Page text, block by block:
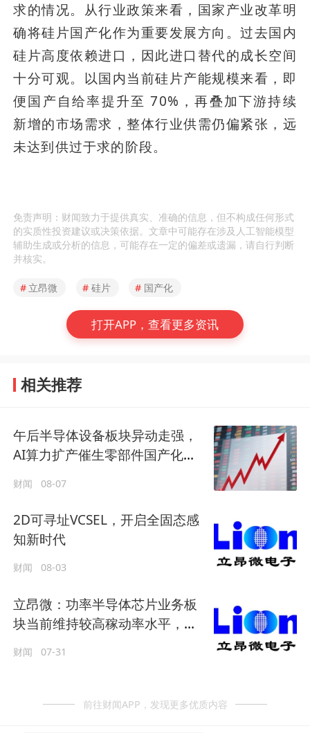
求的情况。从行业政策来看，国家产业改革明
确将硅片国产化作为重要发展方向。过去国内
硅片高度依赖进口，因此进口替代的成长空间
十分可观。以国内当前硅片产能规模来看，即
便国产自给率提升至 70%，再叠加下游持续
新增的市场需求，整体行业供需仍偏紧张，远
未达到供过于求的阶段。
免责声明：财闻致力于提供真实、准确的信息，但不构成任何形式
的实质性投资建议或决策依据。文章中可能存在涉及人工智能模型
辅助生成或分析的信息，可能存在一定的偏差或遗漏，请自行判断
并核实。
# 立昂微 # 硅片 # 国产化
打开APP，查看更多资讯
相关推荐
午后半导体设备板块异动走强，
AI算力扩产催生零部件国产化机
财闻 08-07
2D可寻址VCSEL，开启全固态感
知新时代
财闻 08-03
立昂微：功率半导体芯片业务板
块当前维持较高稼动率水平，现
财闻 07-31
前往财闻APP，发现更多优质内容